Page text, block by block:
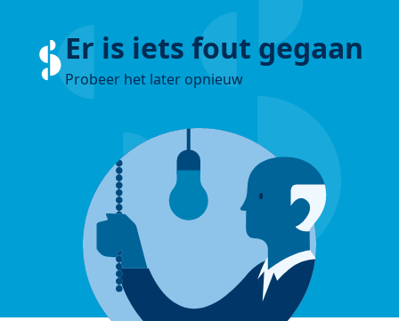
Er is iets fout gegaan
Probeer het later opnieuw